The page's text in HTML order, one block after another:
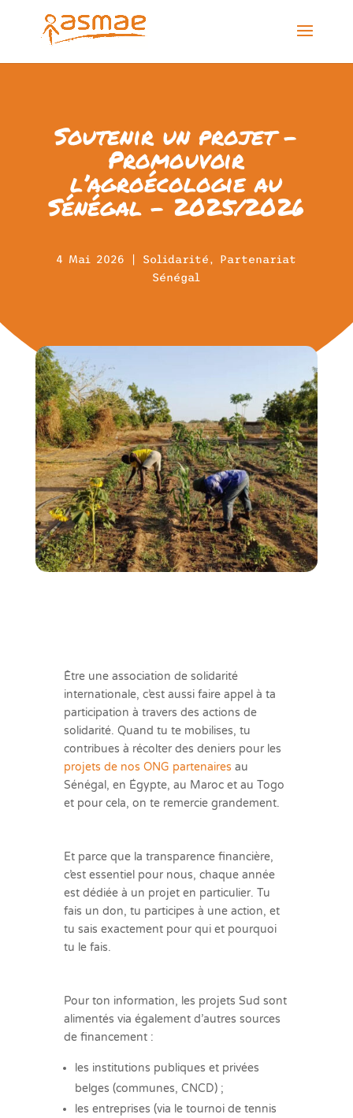
Soutenir un projet –
Promouvoir
l’agroécologie au
Sénégal – 2025/2026
4 Mai 2026 Solidarité, Partenariat
Sénégal
Être une association de solidarité
internationale, c’est aussi faire appel à ta
participation à travers des actions de
solidarité. Quand tu te mobilises, tu
contribues à récolter des deniers pour les
projets de nos ONG partenaires au
Sénégal, en Égypte, au Maroc et au Togo
et pour cela, on te remercie grandement.
Et parce que la transparence financière,
c’est essentiel pour nous, chaque année
est dédiée à un projet en particulier. Tu
fais un don, tu participes à une action, et
tu sais exactement pour qui et pourquoi
tu le fais.
Pour ton information, les projets Sud sont
alimentés via également d’autres sources
de financement :
les institutions publiques et privées
belges (communes, CNCD) ;
les entreprises (via le tournoi de tennis